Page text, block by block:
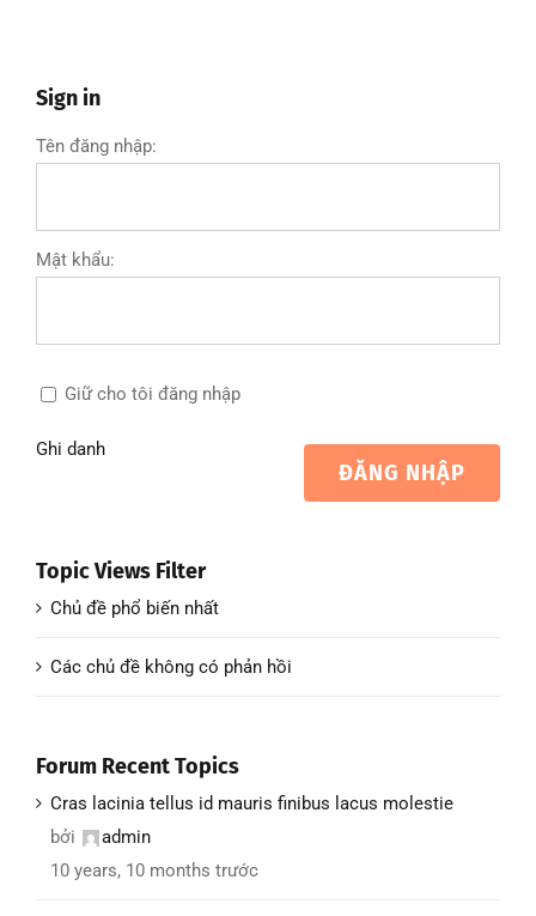
Sign in
Tên đăng nhập:
Mật khẩu:
Giữ cho tôi đăng nhập
ĐĂNG NHẬP
Ghi danh
Topic Views Filter
Chủ đề phổ biến nhất
Các chủ đề không có phản hồi
Forum Recent Topics
Cras lacinia tellus id mauris finibus lacus molestie
bởi
admin
10 years, 10 months trước